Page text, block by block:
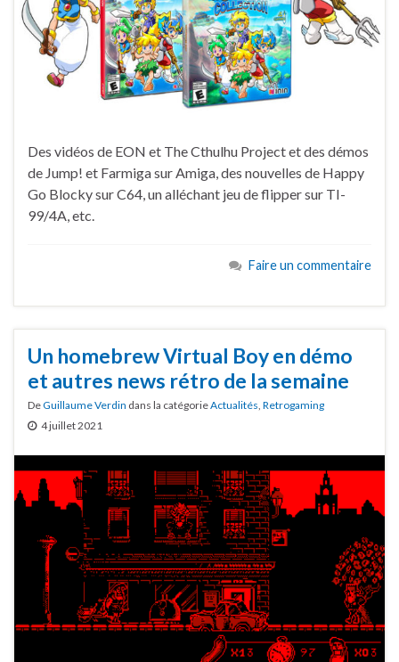
Des vidéos de EON et The Cthulhu Project et des démos
de Jump! et Farmiga sur Amiga, des nouvelles de Happy
Go Blocky sur C64, un alléchant jeu de flipper sur TI-
99/4A, etc.
Faire un commentaire
Un homebrew Virtual Boy en démo
et autres news rétro de la semaine
DeGuillaume Verdin dans la catégorieActualités, Retrogaming
4 juillet 2021